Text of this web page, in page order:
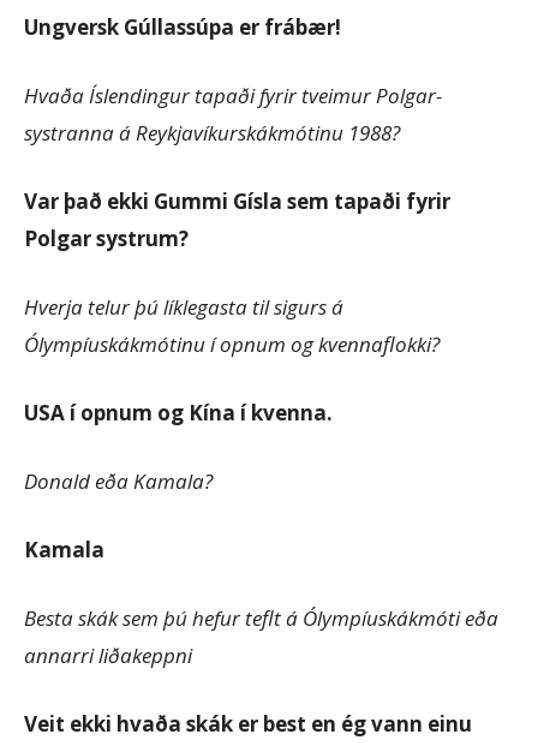
Ungversk Gúllassúpa er frábær!
Hvaða Íslendingur tapaði fyrir tveimur Polgar-
systranna á Reykjavíkurskákmótinu 1988?
Var það ekki Gummi Gísla sem tapaði fyrir
Polgar systrum?
Hverja telur þú líklegasta til sigurs á
Ólympíuskákmótinu í opnum og kvennaflokki?
USA í opnum og Kína í kvenna.
Donald eða Kamala?
Kamala
Besta skák sem þú hefur teflt á Ólympíuskákmóti eða
annarri liðakeppni
Veit ekki hvaða skák er best en ég vann einu